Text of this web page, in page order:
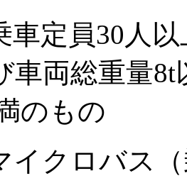
車定員30人
車両総重量
のもの
イクロバス